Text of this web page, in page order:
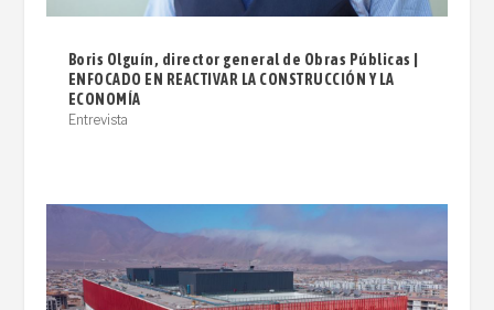
Boris Olguín, director general de Obras Públicas |
ENFOCADO EN REACTIVAR LA CONSTRUCCIÓN Y LA
ECONOMÍA
Entrevista